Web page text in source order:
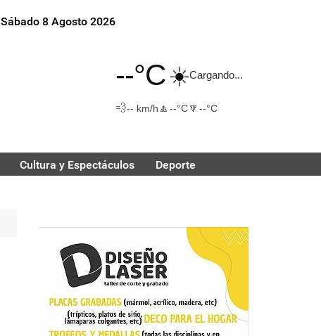
Sábado 8 Agosto 2026
--°C☀️Cargando...
💨-- km/h 🔼 --°C🔽 --°C
Cultura y Espectáculos Deporte